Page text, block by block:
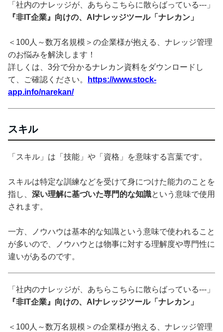
「社内のナレッジが、あちらこちらに散らばっている---」
『非IT企業』向けの、AIナレッジツール「ナレカン」
＜100人～数万名規模＞の企業様が抱える、ナレッジ管理
のお悩みを解決します！
詳しくは、3分で分かるナレカン資料をダウンロードし
て、ご確認ください。
https://www.stock-
app.info/narekan/
スキル
「スキル」は「技能」や「資格」を意味する言葉です。
スキルは特定な訓練などを受けて身につけた能力のことを
指し、 深い理解に基づいた専門的な知識という意味で使用
されます。
一方、ノウハウは基本的な知識という意味で使われること
が多いので、ノウハウとは物事に対する理解度や専門性に
違いがあるのです。
「社内のナレッジが、あちらこちらに散らばっている---」
『非IT企業』向けの、AIナレッジツール「ナレカン」
＜100人～数万名規模＞の企業様が抱える、ナレッジ管理